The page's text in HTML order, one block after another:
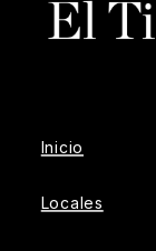
Inicio
Locales